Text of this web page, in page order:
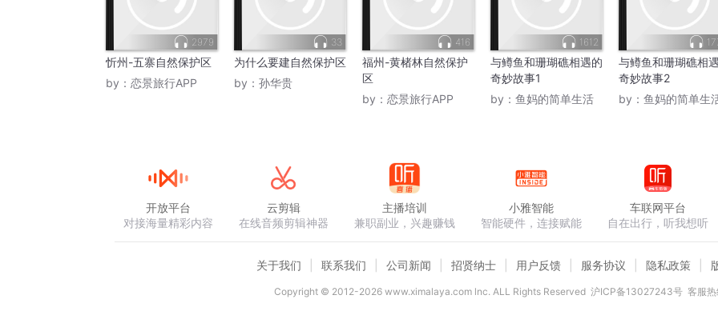
2979
忻州-五寨自然保护区
by： 恋景旅行APP
33
为什么要建自然保护区
by： 孙华贵
416
福州-黄楮林自然保护
区
by： 恋景旅行APP
1612
与鳟鱼和珊瑚礁相遇的
奇妙故事1
by： 鱼妈的简单生活
与鳟鱼和珊瑚礁相
奇妙故事2
by： 鱼妈的简单生
开放平台
对接海量精彩内容
云剪辑
在线音频剪辑神器
主播培训
兼职副业，兴趣赚钱
小雅智能
智能硬件，连接赋能
车联网平台
自在出行，听我想听
关于我们 联系我们 公司新闻 招贤纳士 用户反馈 服务协议 隐私政策
Copyright © 2012-2026www.ximalaya.com lnc. ALL Rights Reserved 沪ICP备13027243号 客服